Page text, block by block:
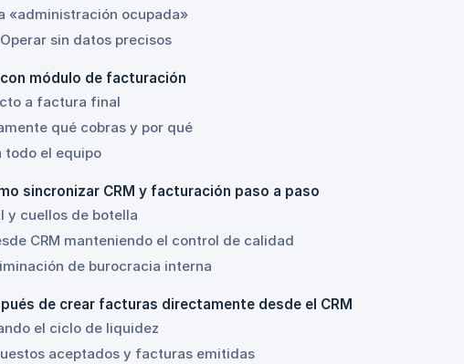
«administración ocupada»
sin datos precisos
con módulo de facturación
a factura final
qué cobras y por qué
todo el equipo
sincronizar CRM y facturación paso a paso
y cuellos de botella
CRM manteniendo el control de calidad
de burocracia interna
de crear facturas directamente desde el CRM
el ciclo de liquidez
aceptados y facturas emitidas